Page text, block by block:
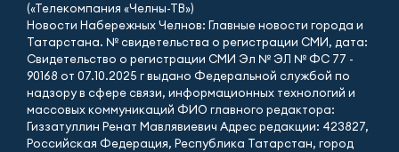
(«Телекомпания «Челны-ТВ»)
Новости Набережных Челнов: Главные новости города и
Татарстана. № свидетельства о регистрации СМИ, дата:
Свидетельство о регистрации СМИ Эл № ЭЛ № ФС 77 -
90168 от 07.10.2025 г выдано Федеральной службой по
надзору в сфере связи, информационных технологий и
массовых коммуникаций ФИО главного редактора:
Гиззатуллин Ренат Мавлявиевич Адрес редакции: 423827,
Российская Федерация, Республика Татарстан, город